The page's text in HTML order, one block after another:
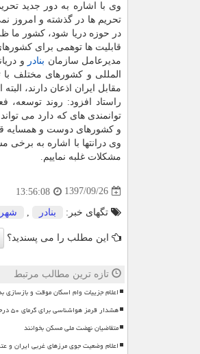
وی با اشاره به دور جدید
تحریم ها در گذشته و امروز
در حوزه دریا شود، كشور ما
قابلیت ها توهمی برای
مدیرعامل سازمان بنادر
و
المللی و كشورهای مختلف با
مقابل ایران اذعان دارند،
توانمندی های كه دارد می
و كشورهای دوست و همسایه
وی درانتها با اشاره به
مشكلات غلبه نماییم.
1397/09/26
13:56:08
تگهای خبر: بنادر شهر
این مطلب را می پسندید؟
تازه ترین مطالب مرتبط
اعلام جزییات وام اسکان موقت و
هشدار قرمز هواشناسی برای گرمای ۵۰ درجه بارشهای سیل آسا در ۳ استان
متقاضیان نهضت ملی مسکن بخوانند
اعلام وضعیت جوی مرزهای غربی ایران و